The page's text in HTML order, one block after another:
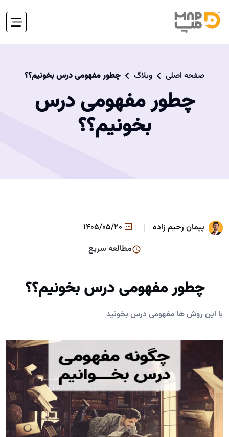
صفحه اصلی وبلاگ چطور مفهومی درس بخونیم؟؟
چطور مفهومی درس
بخونیم؟؟
پیمان رحیم زاده
مطالعه سریع
چطور مفهومی درس بخونیم؟؟
با این روش ها مفهومی درس بخونید